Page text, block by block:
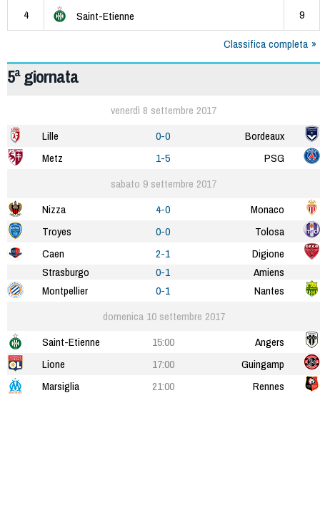
4 Saint-Etienne
9
Classifica completa
5ª giornata
venerdì 8 settembre 2017
Lille
0-0
Bordeaux
Metz
1-5
PSG
sabato 9 settembre 2017
Nizza
4-0
Monaco
Troyes
0-0
Tolosa
Caen
2-1
Digione
Strasburgo
0-1
Amiens
Montpellier
0-1
Nantes
domenica 10 settembre 2017
Saint-Etienne
15:00
Angers
Lione
17:00
Guingamp
Marsiglia
21:00 Rennes